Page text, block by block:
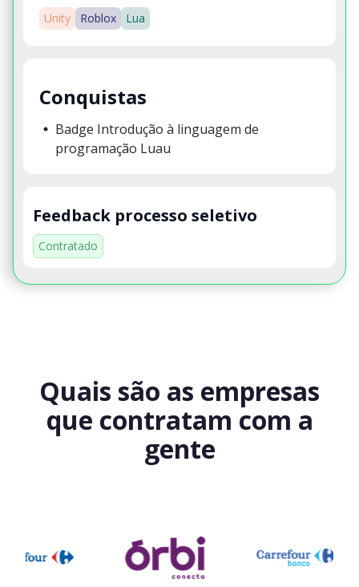
Unity Roblox Lua
Conquistas
Badge Introdução à linguagem de
programação Luau
Feedback processo seletivo
Contratado
Quais são as empresas
que contratam com a
gente